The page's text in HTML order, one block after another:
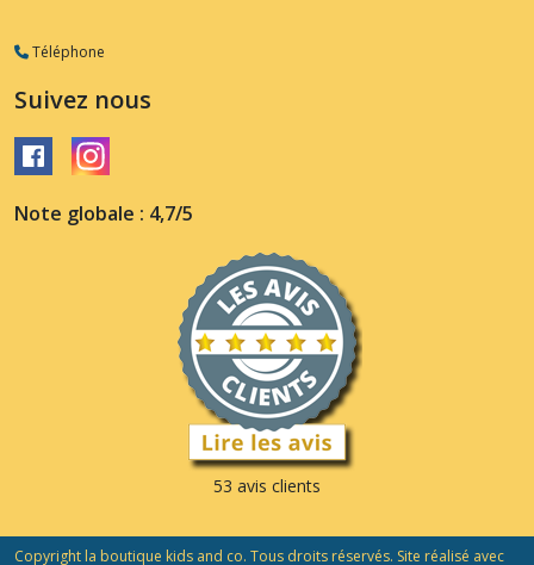
Téléphone
Suivez nous
Note globale : 4,7/5
53 avis clients
Copyright la boutique kids and co. Tous droits réservés. Site réalisé avec